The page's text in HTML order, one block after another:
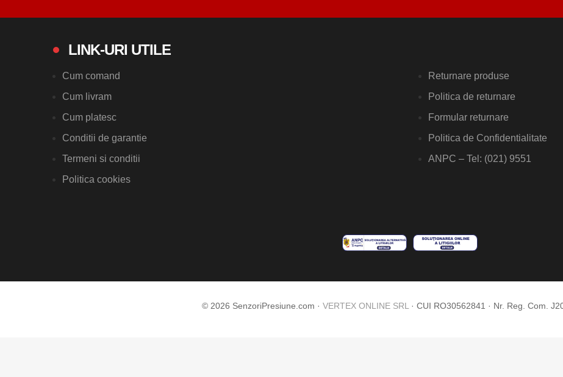
LINK-URI UTILE
Cum comand
Cum livram
Cum platesc
Conditii de garantie
Termeni si conditii
Politica cookies
Returnare produse
Politica de returnare
Formular returnare
Politica de Confidentialitate
ANPC – Tel: (021) 9551
© 2026 SenzoriPresiune.com · VERTEX ONLINE SRL· CUI RO30562841 · Nr. Reg. Com.